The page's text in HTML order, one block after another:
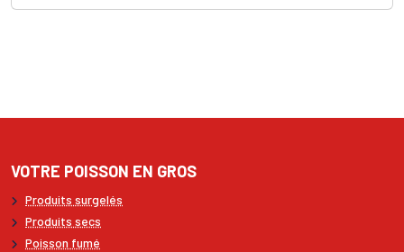
VOTRE POISSON EN GROS
Produits surgelés
Produits secs
Poisson fumé